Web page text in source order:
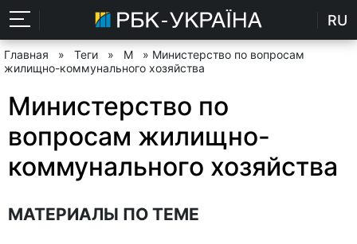
RU
Главная » Теги » М
» Министерство по вопросам
жилищно-коммунального хозяйства
Министерство по
вопросам жилищно-
коммунального хозяйства
МАТЕРИАЛЫ ПО ТЕМЕ